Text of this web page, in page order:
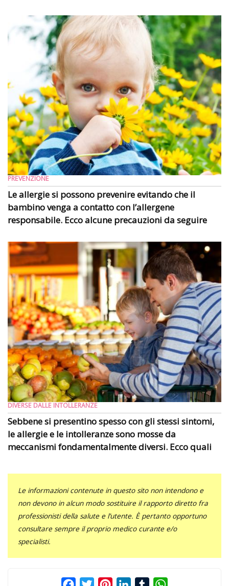
PREVENZIONE
Le allergie si possono prevenire evitando che il
bambino venga a contatto con l’allergene
responsabile. Ecco alcune precauzioni da seguire
DIVERSE DALLE INTOLLERANZE
Sebbene si presentino spesso con gli stessi sintomi,
le allergie e le intolleranze sono mosse da
meccanismi fondamentalmente diversi. Ecco quali
Le informazioni contenute in questo sito non intendono e
non devono in alcun modo sostituire il rapporto diretto fra
professionisti della salute e l’utente. È pertanto opportuno
consultare sempre il proprio medico curante e/o
specialisti.